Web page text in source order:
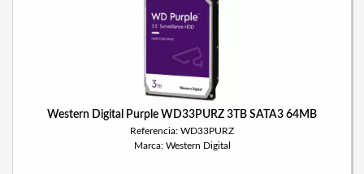
Western Digital Purple WD33PURZ 3TB SATA3 64MB
Referencia: WD33PURZ
Marca: Western Digital